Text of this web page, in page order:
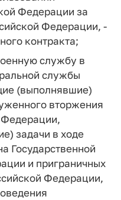
Федерации за
Федерации, -
контракта;
службу в
службы
(выполнявшие)
вторжения
Федерации,
задачи в ходе
Государственной
и приграничных
Федерации,